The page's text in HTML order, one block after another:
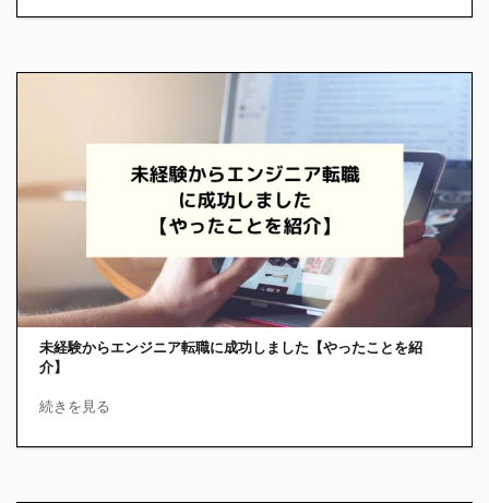
未経験からエンジニア転職に成功しました【やったことを紹
介】
続きを見る